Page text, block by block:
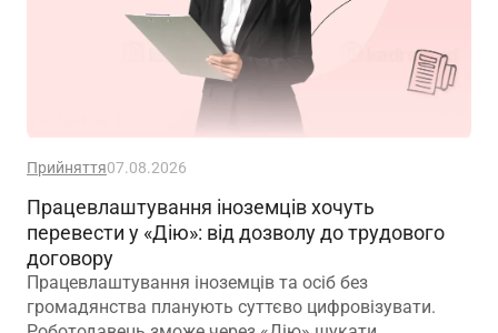
Прийняття07.08.2026
Працевлаштування іноземців хочуть
перевести у «Дію»: від дозволу до трудового
договору
Працевлаштування іноземців та осіб без
громадянства планують суттєво цифровізувати.